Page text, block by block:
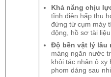
Khả năng chịu
tĩnh điện hấp thụ
đứng từ cụm máy
động, hồ sơ tài liệu
Độ bền vật lý lâu
màng ngăn nước
khỏi tác nhân ô
phom dáng sau